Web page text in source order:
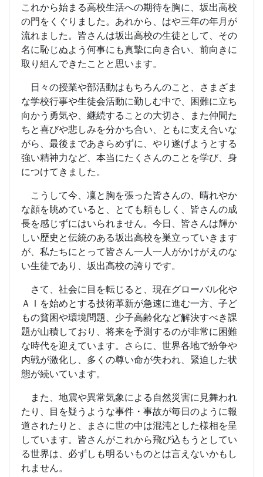
これから始まる高校生活への期待を胸に、坂出高校
の門をくぐりました。あれから、はや三年の年月が
流れました。皆さんは坂出高校の生徒として、その
名に恥じぬよう何事にも真摯に向き合い、前向きに
取り組んできたことと思います。
日々の授業や部活動はもちろんのこと、さまざま
な学校行事や生徒会活動に勤しむ中で、困難に立ち
向かう勇気や、継続することの大切さ、また仲間た
ちと喜びや悲しみを分かち合い、ともに支え合いな
がら、最後まであきらめずに、やり遂げようとする
強い精神力など、本当にたくさんのことを学び、身
につけてきました。
こうして今、凜と胸を張った皆さんの、晴れやか
な顔を眺めていると、とても頼もしく、皆さんの成
長を感じずにはいられません。今日、皆さんは輝か
しい歴史と伝統のある坂出高校を巣立っていきます
が、私たちにとって皆さん一人一人がかけがえのな
い生徒であり、坂出高校の誇りです。
さて、社会に目を転じると、現在グローバル化や
ＡＩを始めとする技術革新が急速に進む一方、子ど
もの貧困や環境問題、少子高齢化など解決すべき課
題が山積しており、将来を予測するのが非常に困難
な時代を迎えています。さらに、世界各地で紛争や
内戦が激化し、多くの尊い命が失われ、緊迫した状
態が続いています。
また、地震や異常気象による自然災害に見舞われ
たり、目を疑うような事件・事故が毎日のように報
道されたりと、まさに世の中は混沌とした様相を呈
しています。皆さんがこれから飛び込もうとしてい
る世界は、必ずしも明るいものとは言えないかもし
れません。